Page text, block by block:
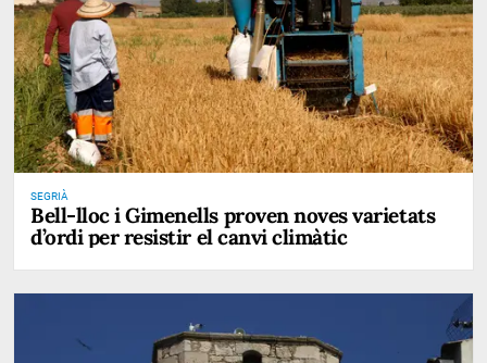
SEGRIÀ
Bell-lloc i Gimenells proven noves varietats
d’ordi per resistir el canvi climàtic